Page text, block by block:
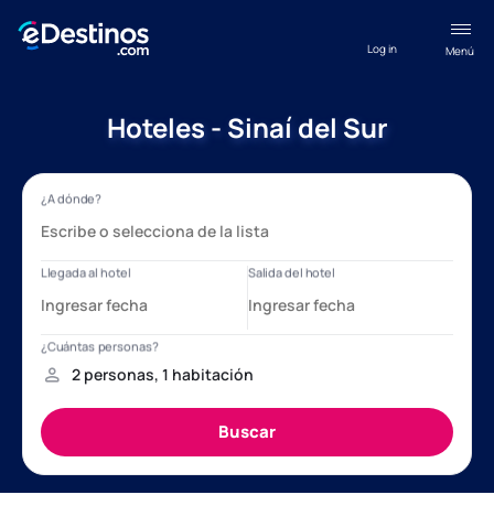
Menú
Log in
Hoteles - Sinaí del Sur